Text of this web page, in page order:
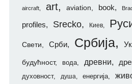
aircraft art aviation book
profiles Srecko Киев
Свети Срби Србија
будућност вода древни
духовност душа енергија